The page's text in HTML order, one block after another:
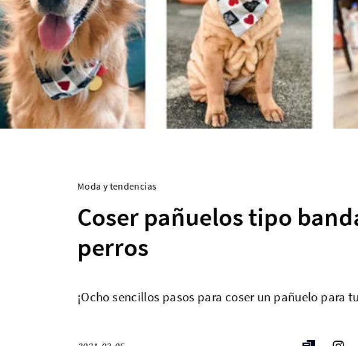
Moda y tendencias
Coser pañuelos tipo
perros
¡Ocho sencillos pasos para coser un pañuelo para